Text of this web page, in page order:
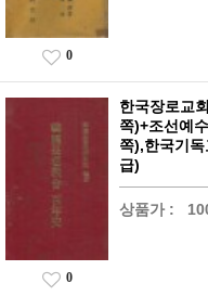
0
한국장로교
쪽)+조선예
쪽),한국기
급)
상품가 :
0